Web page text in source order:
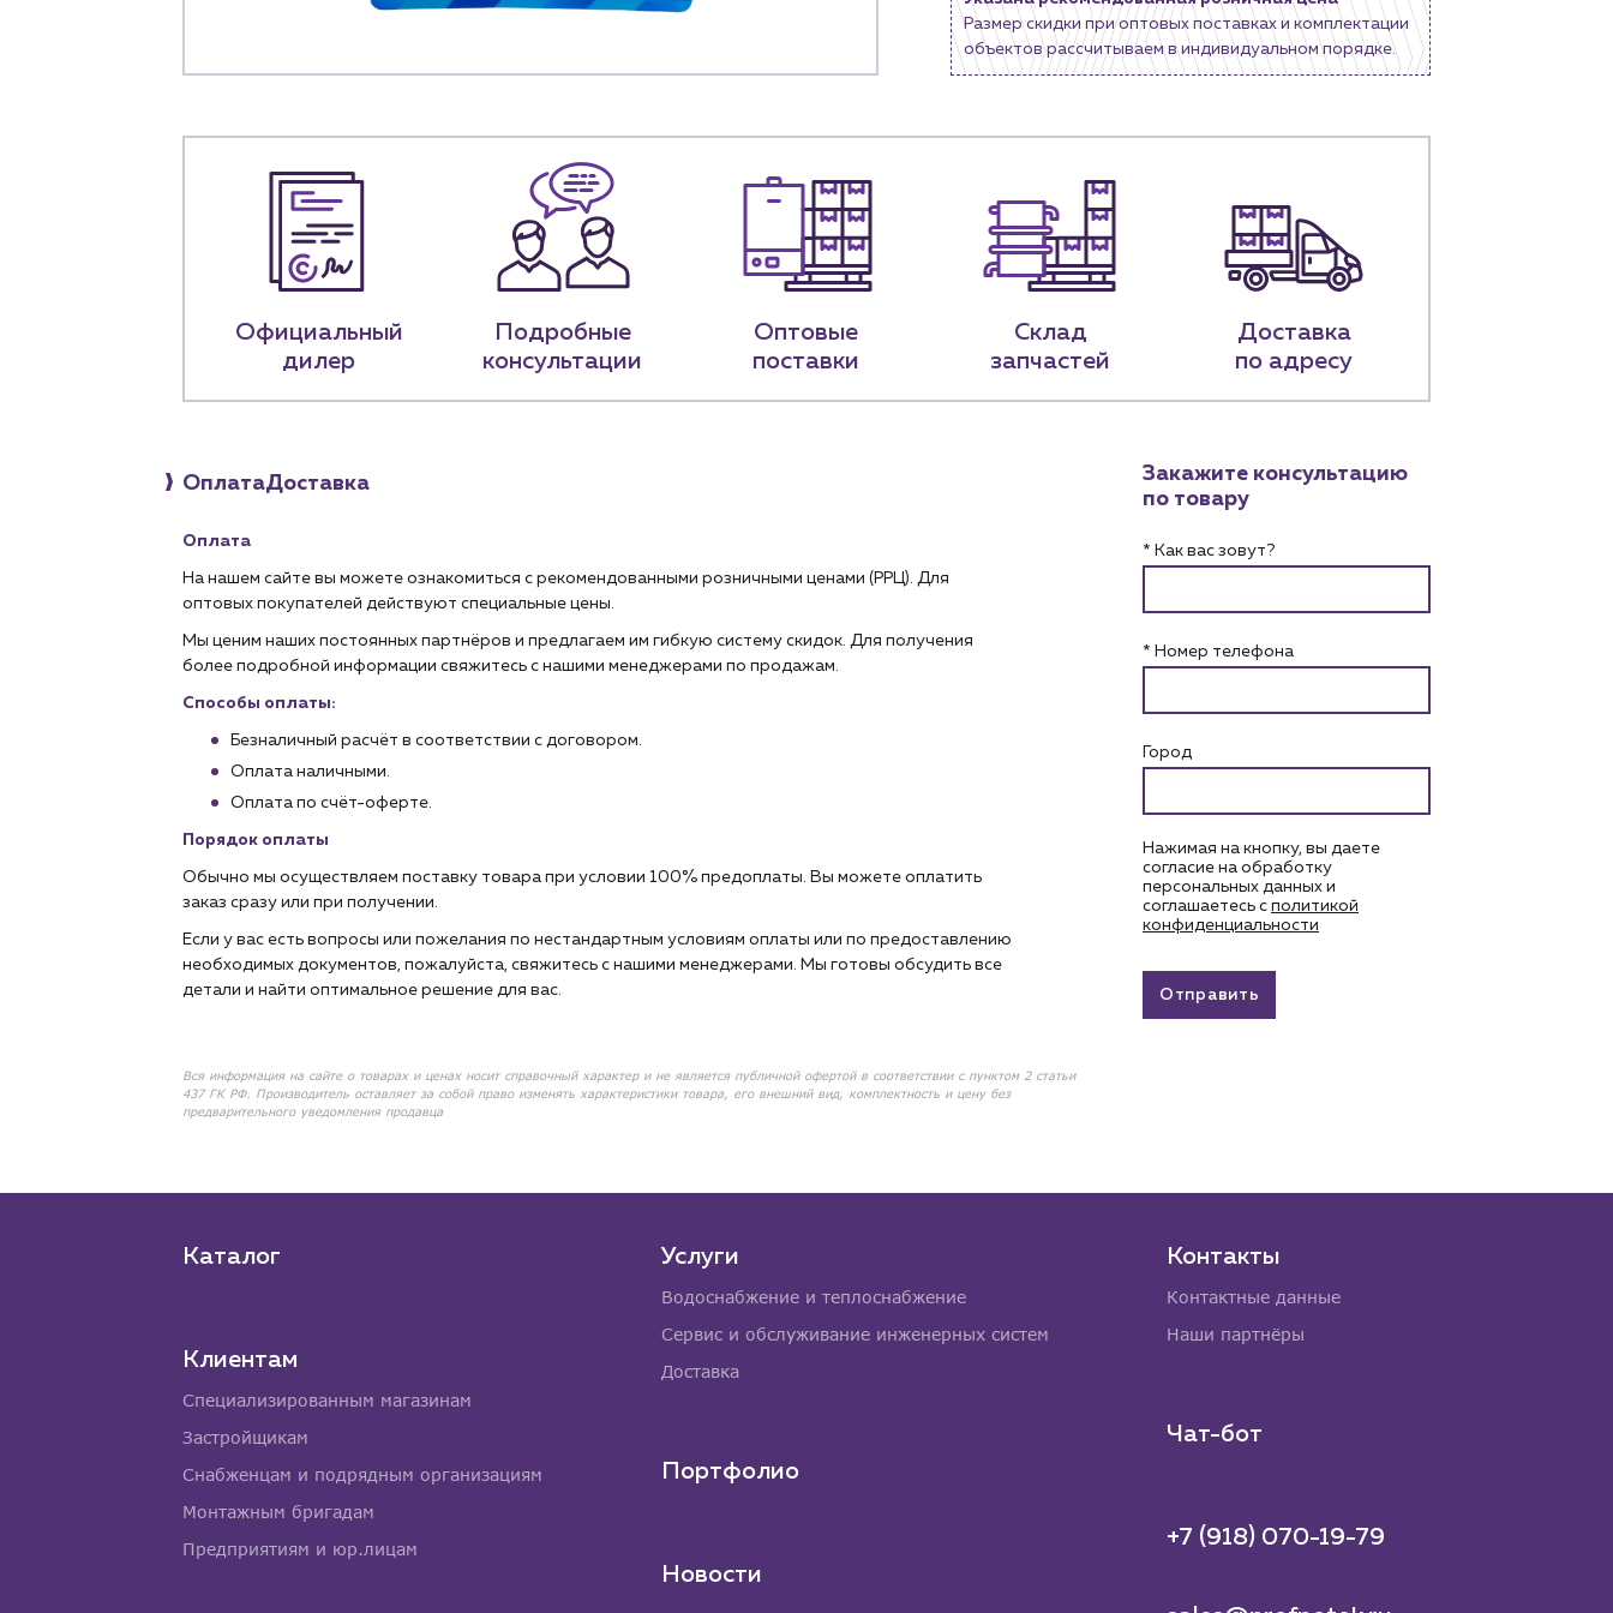
Размер скидки при оптовых поставках и комплектации
объектов рассчитываем в индивидуальном порядке.
Официальный
дилер
Подробные
консультации
Оптовые
поставки
Склад
запчастей
Доставка
по адресу
ОплатаДоставка
Оплата
На нашем сайте вы можете ознакомиться с рекомендованными розничными ценами (РРЦ). Для
оптовых покупателей действуют специальные цены.
Мы ценим наших постоянных партнёров и предлагаем им гибкую систему скидок. Для получения
более подробной информации свяжитесь с нашими менеджерами по продажам.
Способы оплаты:
Безналичный расчёт в соответствии с договором.
Оплата наличными.
Оплата по счёт-оферте.
Порядок оплаты
Обычно мы осуществляем поставку товара при условии 100% предоплаты. Вы можете оплатить
заказ сразу или при получении.
Если у вас есть вопросы или пожелания по нестандартным условиям оплаты или по предоставлению
необходимых документов, пожалуйста, свяжитесь с нашими менеджерами. Мы готовы обсудить все
детали и найти оптимальное решение для вас.
Вся информация на сайте о товарах и ценах носит справочный характер и не является публичной офертой в соответствии с пунктом 2 статьи
437 ГК РФ. Производитель оставляет за собой право изменять характеристики товара, его внешний вид, комплектность и цену без
предварительного уведомления продавца
Закажите консультацию
по товару
* Как вас зовут?
* Номер телефона
Город
Нажимая на кнопку, вы даете
согласие на обработку
персональных данных и
соглашаетесь c политикой
конфиденциальности
Отправить
Каталог
Клиентам
Специализированным магазинам
Застройщикам
Снабженцам и подрядным организациям
Монтажным бригадам
Предприятиям и юр.лицам
Услуги
Водоснабжение и теплоснабжение
Сервис и обслуживание инженерных систем
Доставка
Портфолио
Новости
Контакты
Контактные данные
Наши партнёры
Чат-бот
+7 (918) 070-19-79